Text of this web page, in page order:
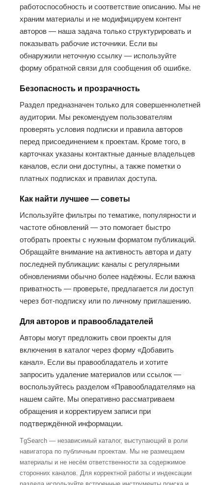
работоспособность и соответствие описанию. Мы не
храним материалы и не модифицируем контент
авторов — наша задача только структурировать и
показывать рабочие источники. Если вы
обнаружили неточную ссылку — используйте
форму обратной связи для сообщения об ошибке.
Безопасность и прозрачность
Раздел предназначен только для совершеннолетней
аудитории. Мы рекомендуем пользователям
проверять условия подписки и правила авторов
перед присоединением к проектам. Кроме того, в
карточках указаны контактные данные владельцев
каналов, если они доступны, а также пометки о
платных подписках и правилах доступа.
Как найти лучшее — советы
Используйте фильтры по тематике, популярности и
частоте обновлений — это помогает быстро
отобрать проекты с нужным форматом публикаций.
Обращайте внимание на активность автора и дату
последней публикации: каналы с регулярными
обновлениями обычно более надёжны. Если важна
приватность — проверьте, предлагается ли доступ
через бот-подписку или по личному приглашению.
Для авторов и правообладателей
Авторы могут предложить свои проекты для
включения в каталог через форму «Добавить
канал». Если вы правообладатель и хотите
запросить удаление материалов или ссылок —
воспользуйтесь разделом «Правообладателям» на
нашем сайте. Мы оперативно рассматриваем
обращения и корректируем записи при
подтверждённой информации.
TgSearch — независимый каталог, выступающий в роли
навигатора по публичным проектам. Мы не размещаем
материалы и не несём ответственности за содержимое
сторонних каналов. Для корректной работы и индексации